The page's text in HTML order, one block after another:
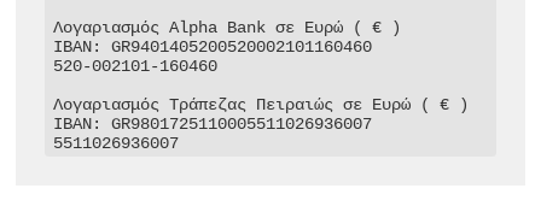
Λογαριασμός Alpha Bank σε Ευρώ ( € )
IBAN: GR9401405200520002101160460
520-002101-160460
Λογαριασμός Τράπεζας Πειραιώς σε Ευρώ ( € )
IBAN: GR9801725110005511026936007
5511026936007